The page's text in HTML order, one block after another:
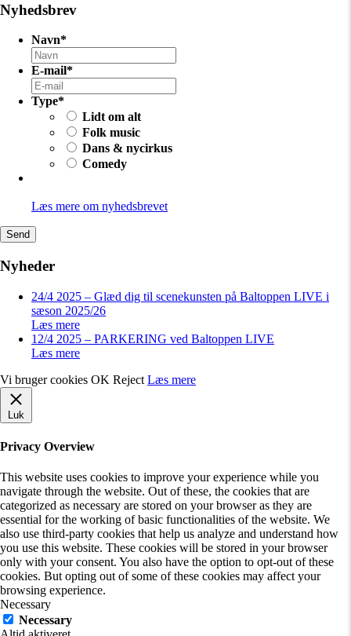
Nyhedsbrev
Navn*
E-mail*
Type*
Lidt om alt
Folk music
Dans & nycirkus
Comedy
Læs mere om nyhedsbrevet
Send
Nyheder
24/4 2025 – Glæd dig til scenekunsten på Baltoppen LIVE i
sæson 2025/26
Læs mere
12/4 2025 – PARKERING ved Baltoppen LIVE
Læs mere
Vi bruger cookies OK Reject Læs mere
Luk
Privacy Overview
This website uses cookies to improve your experience while you
navigate through the website. Out of these, the cookies that are
categorized as necessary are stored on your browser as they are
essential for the working of basic functionalities of the website. We
also use third-party cookies that help us analyze and understand how
you use this website. These cookies will be stored in your browser
only with your consent. You also have the option to opt-out of these
cookies. But opting out of some of these cookies may affect your
browsing experience.
Necessary
Necessary